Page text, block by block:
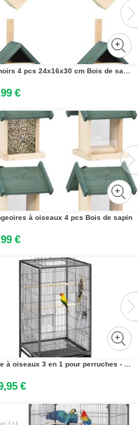
Nichoirs 4 pcs 24x16x30 cm Bois de sapin
€
à oiseaux 4 pcs Bois de sapin
€
Cage à oiseaux 3 en 1 pour perruches - Grande cage dintérieur - 45 x 45 x 100 cm - Noir
€